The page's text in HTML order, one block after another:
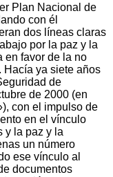
Plan Nacional de
con él
dos líneas claras
por la paz y la
en favor de la no
Hacía ya siete años
de
de 2000 (en
con el impulso de
en el vínculo
y la paz y la
un número
ese vínculo al
documentos